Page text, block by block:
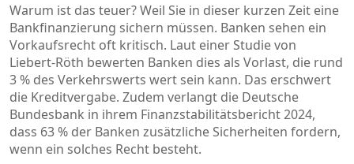
Warum ist das teuer? Weil Sie in dieser kurzen Zeit eine
Bankfinanzierung sichern müssen. Banken sehen ein
Vorkaufsrecht oft kritisch. Laut einer Studie von
Liebert-Röth bewerten Banken dies als Vorlast, die rund
3 % des Verkehrswerts wert sein kann. Das erschwert
die Kreditvergabe. Zudem verlangt die Deutsche
Bundesbank in ihrem Finanzstabilitätsbericht 2024,
dass 63 % der Banken zusätzliche Sicherheiten fordern,
wenn ein solches Recht besteht.